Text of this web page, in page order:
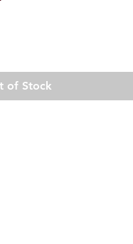
of Stock